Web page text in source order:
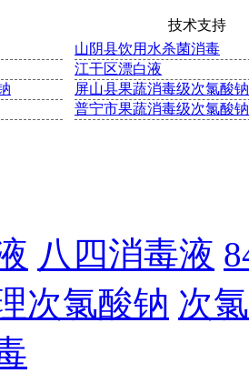
闻 技术
山阴县饮用水杀菌消毒
江干区漂白液
屏山县果蔬消毒级次氯酸钠
普宁市果蔬消毒级次氯酸钠
八四消毒液
次氯酸钠 次